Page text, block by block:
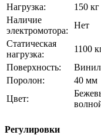
Нагрузка:
150 кг
Наличие
электромотора:
Нет
Статическая
нагрузка:
1100
Поверхность:
Поролон:
40 мм
Цвет:
Регулировки